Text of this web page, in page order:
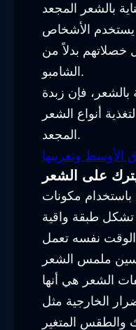
الأشخاص
خصلاتهم بدلاً من
الشامبو.
بالشعر، فإن زبدة
أنواع الشعر
المجعد.
الأوسط وتعريبها
على الشعر
مكونات
طبقة واقية
نفسه تعمل
الشعر هي أنها
الخارجية مثل